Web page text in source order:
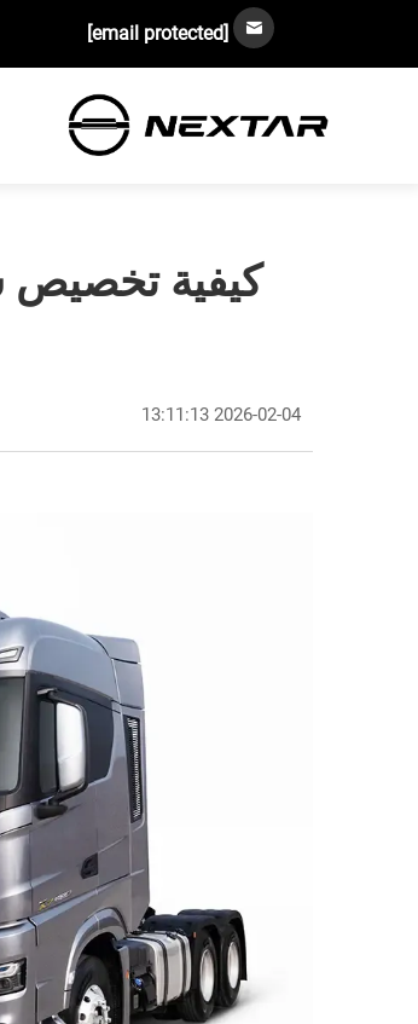
[email protected]
2026-02-04 13:11:13